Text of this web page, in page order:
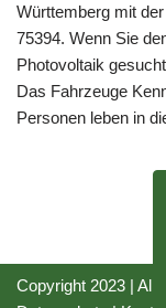
Württemberg mit
75394. Wenn Sie
Photovoltaik
Das Fahrzeuge
Personen leben in
Copyright 2023 | All